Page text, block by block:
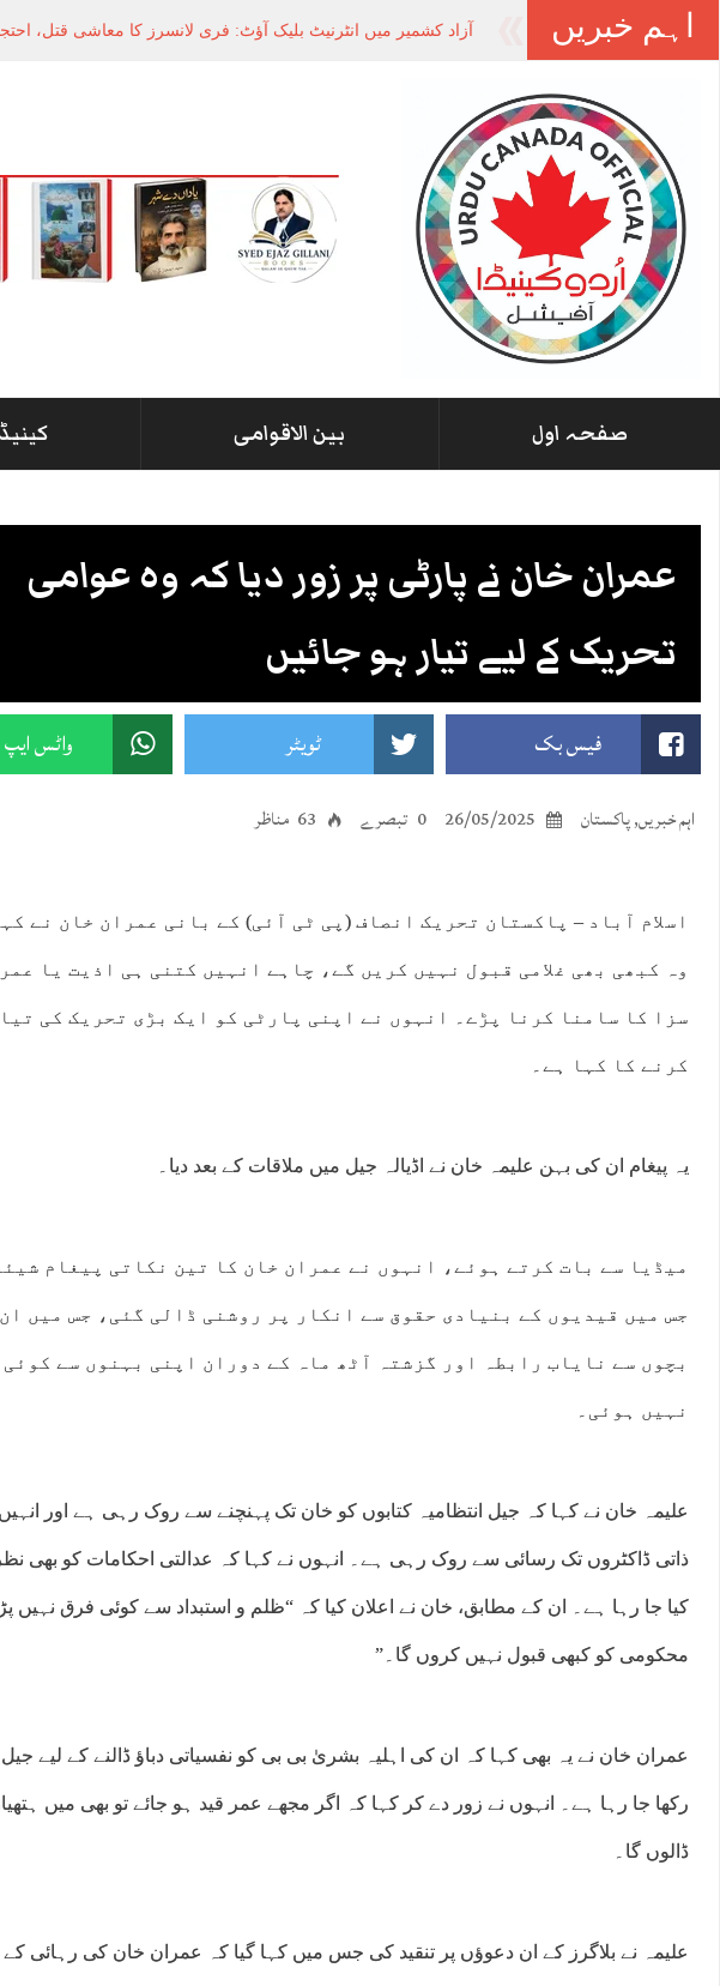
اہم خبریں آزاد
صفحہ اول بین الاقوامی
عمران خان نے پارٹی پر زور دیا کہ وہ عوامی
تحریک کے لیے تیار ہو جائیں
فیس بک ٹویٹر واٹس ایپ
اہم خبریں,پاکستان 26/05/2025 0 تبصرے 63 مناظر
اسلام آباد – پاکستان تحریک انصاف (پی ٹی آئی) کے بانی عمران خان نے
وہ کبھی بھی غلامی قبول نہیں کریں گے، چاہے انہیں کتنی ہی اذیت یا
سزا کا سامنا کرنا پڑے۔ انہوں نے اپنی پارٹی کو ایک بڑی تحریک کی
کرنے کا کہا ہے۔
یہ پیغام ان کی بہن علیمہ خان نے اڈیالہ جیل میں ملاقات کے بعد دیا۔
میڈیا سے بات کرتے ہوئے، انہوں نے عمران خان کا تین نکاتی پیغام
جس میں قیدیوں کے بنیادی حقوق سے انکار پر روشنی ڈالی گئی، جس میں
بچوں سے نایاب رابطہ اور گزشتہ آٹھ ماہ کے دوران اپنی بہنوں سے کوئی
نہیں ہوئی۔
علیمہ خان نے کہا کہ جیل انتظامیہ کتابوں کو خان ​​تک پہنچنے سے روک رہی ہے اور انہیں
ذاتی ڈاکٹروں تک رسائی سے روک رہی ہے۔ انہوں نے کہا کہ عدالتی احکامات کو بھی نظر
کیا جا رہا ہے۔ ان کے مطابق، خان نے اعلان کیا کہ “ظلم و استبداد سے کوئی فرق نہیں
محکومی کو کبھی قبول نہیں کروں گا۔”
عمران خان نے یہ بھی کہا کہ ان کی اہلیہ بشریٰ بی بی کو نفسیاتی دباؤ ڈالنے کے لیے
رکھا جا رہا ہے۔ انہوں نے زور دے کر کہا کہ اگر مجھے عمر قید ہو جائے تو بھی میں
ڈالوں گا۔
علیمہ نے بلاگرز کے ان دعوؤں پر تنقید کی جس میں کہا گیا کہ عمران خان کی رہائی کے
08:00 10:00 12:00 13:00